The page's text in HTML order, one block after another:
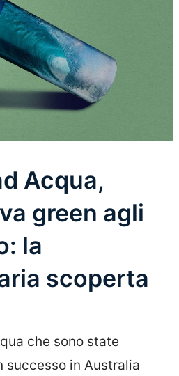
Acqua,
green agli
la
scoperta
che sono state
successo in Australia